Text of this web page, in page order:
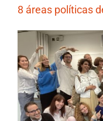
8 áreas políticas